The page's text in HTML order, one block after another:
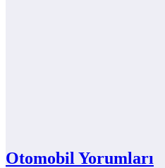
Otomobil Yorumları